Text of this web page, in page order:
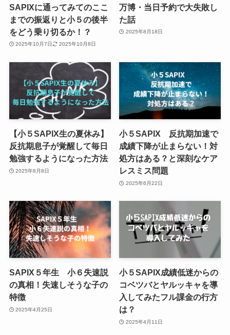
SAPIXに通ってみてのここ
までの振返りと小５の後半
をどう乗り切るか！？
2025年10月7日 2025年10月8日
万博・当日予約で大失敗し
た話
2025年8月18日
【小５SAPIX生の夏休み】
反抗期息子が覚醒して毎日
勉強するようになった方法
2025年8月8日
小５SAPIX 反抗期加速で
成績下降が止まらない！対
処方はある？と深刻なケア
レスミス問題
2025年6月22日
SAPIX５年生 小６失速説
の真相！失速しそうな子の
特徴
2025年4月25日
小５SAPIX成績低迷からの
コベツバとヤルッキャを導
入してみたフル課金の行方
は？
2025年4月11日